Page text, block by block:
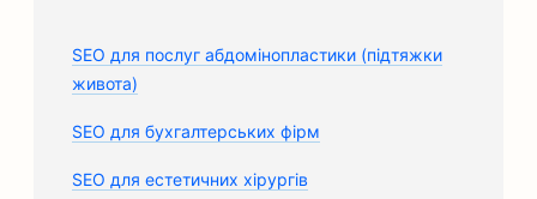
SEO для послуг абдомінопластики (підтяжки
живота)
SEO для бухгалтерських фірм
SEO для естетичних хірургів